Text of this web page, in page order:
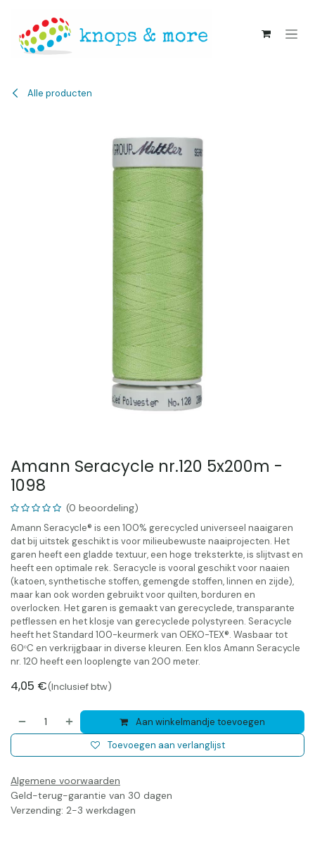
Alle producten
Amann Seracycle nr.120 5x200m -
1098
(0 beoordeling)
Amann Seracycle® is een 100% gerecycled universeel naaigaren
dat bij uitstek geschikt is voor milieubewuste naaiprojecten. Het
garen heeft een gladde textuur, een hoge treksterkte, is slijtvast en
heeft een optimale rek. Seracycle is vooral geschikt voor naaien
(katoen, synthetische stoffen, gemengde stoffen, linnen en zijde),
maar kan ook worden gebruikt voor quilten, borduren en
overlocken. Het garen is gemaakt van gerecyclede, transparante
petflessen en het klosje van gerecyclede polystyreen. Seracycle
heeft het Standard 100-keurmerk van OEKO-TEX®. Wasbaar tot
60ᵒC en verkrijgbaar in diverse kleuren. Een klos Amann Seracycle
nr. 120 heeft een looplengte van 200 meter.
4,05 €(Inclusief btw)
Aan winkelmandje toevoegen
Toevoegen aan verlanglijst
Algemene voorwaarden
Geld-terug-garantie van 30 dagen
Verzending: 2-3 werkdagen